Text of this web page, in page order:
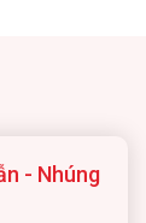
- Nhúng